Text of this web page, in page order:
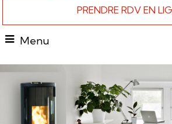
PRENDRE RDV EN
Menu